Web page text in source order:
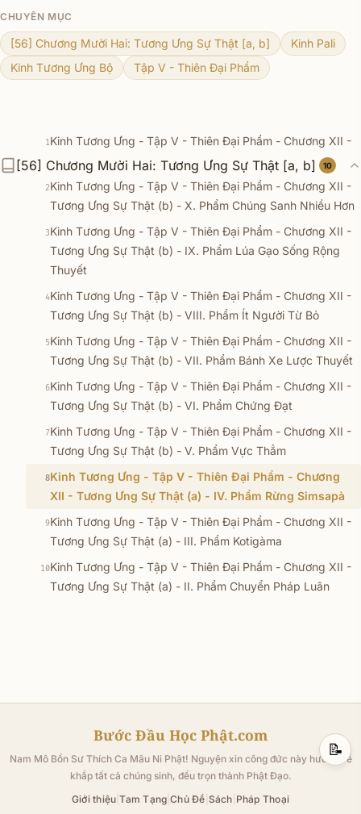
CHUYÊN MỤC
[56] Chương Mười Hai: Tương Ưng Sự Thật [a, b]
Kinh Pali
Kinh Tương Ưng Bộ
Tập V - Thiên Ðại Phẩm
[56] Chương Mười Hai: Tương Ưng Sự Thật [a, b] 10
1Kinh Tương Ưng - Tập V - Thiên Ðại Phẩm - Chương XII -
Tương Ưng Sự Thật (b) - XI. Phẩm Năm Sanh Thú
2Kinh Tương Ưng - Tập V - Thiên Ðại Phẩm - Chương XII -
Tương Ưng Sự Thật (b) - X. Phẩm Chúng Sanh Nhiều Hơn
3Kinh Tương Ưng - Tập V - Thiên Ðại Phẩm - Chương XII -
Tương Ưng Sự Thật (b) - IX. Phẩm Lúa Gạo Sống Rộng
Thuyết
4Kinh Tương Ưng - Tập V - Thiên Ðại Phẩm - Chương XII -
Tương Ưng Sự Thật (b) - VIII. Phẩm Ít Người Từ Bỏ
5Kinh Tương Ưng - Tập V - Thiên Ðại Phẩm - Chương XII -
Tương Ưng Sự Thật (b) - VII. Phẩm Bánh Xe Lược Thuyết
6Kinh Tương Ưng - Tập V - Thiên Ðại Phẩm - Chương XII -
Tương Ưng Sự Thật (b) - VI. Phẩm Chứng Ðạt
7Kinh Tương Ưng - Tập V - Thiên Ðại Phẩm - Chương XII -
Tương Ưng Sự Thật (b) - V. Phẩm Vực Thẳm
8Kinh Tương Ưng - Tập V - Thiên Ðại Phẩm - Chương
XII - Tương Ưng Sự Thật (a) - IV. Phẩm Rừng Simsapà
9Kinh Tương Ưng - Tập V - Thiên Ðại Phẩm - Chương XII -
Tương Ưng Sự Thật (a) - III. Phẩm Kotigàma
10Kinh Tương Ưng - Tập V - Thiên Ðại Phẩm - Chương XII -
Tương Ưng Sự Thật (a) - II. Phẩm Chuyển Pháp Luân
Bước Đầu Học Phật.com
Nam Mô Bổn Sư Thích Ca Mâu Ni Phật! Nguyện xin công đức này hướng về
khắp tất cả chúng sinh, đều trọn thành Phật Đạo.
Giới thiệu |Tam Tạng |Chủ Đề Sách Pháp Thoại
📝